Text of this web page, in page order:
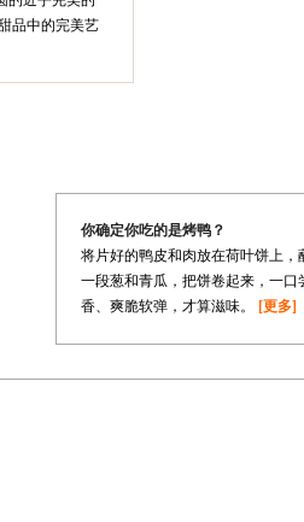
品中的完美艺
你确定你吃的是烤鸭？
将片好的鸭皮和肉放在荷叶饼上，
一段葱和青瓜，把饼卷起来，一口
香、爽脆软弹，才算滋味。
[更多]